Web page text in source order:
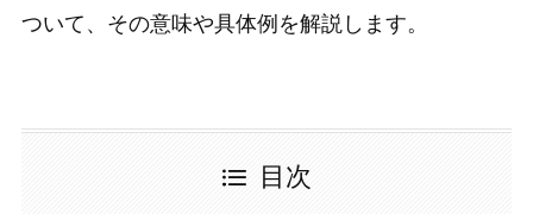
ついて、その意味や具体例を解説します。
目次